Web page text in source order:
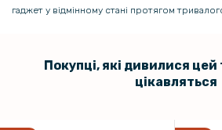
гаджет у відмінному стані протягом
Покупці, які дивилися
цікавляться